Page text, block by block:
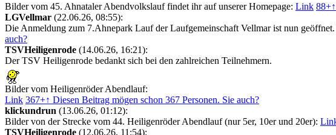
Bilder vom 45. Ahnataler Abendvolkslauf findet ihr auf unserer Homepage: Link 88+
LGVellmar (22.06.26, 08:55):
Die Anmeldung zum 7.Ahnepark Lauf der Laufgemeinschaft Vellmar ist nun
auch?
TSVHeiligenrode (14.06.26, 16:21):
Der TSV Heiligenrode bedankt sich bei den zahlreichen Teilnehmern.
Bilder vom Heiligenröder Abendlauf:
Link 367+↑ Diesen Beitrag mögen schon 367 Personen. Sie auch?
klickundrun (13.06.26, 01:12):
Bilder von der Strecke vom 44. Heiligenröder Abendlauf (nur 5er, 10er und 20er):
TSVHeiligenrode (12.06.26, 11:54):